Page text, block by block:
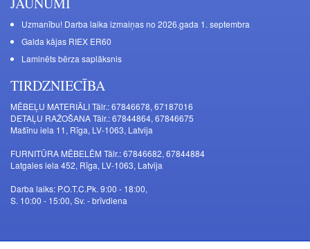
Uzmanību! Darba laika izmaiņas no 2026.gada 1. septembra
Galda kājas RIEX ER60
Laminēts bērza saplāksnis
TIRDZNIECĪBA
MĒBEĻU MATERIĀLI Tālr.: 67846678, 67187016
DETAĻU RAŽOŠANA Tālr.: 67844864, 67846675
Mašīnu iela 11, Rīga, LV-1063, Latvija
FURNITŪRA MĒBELĒM Tālr.: 67846682, 67844884
Latgales iela 452, Rīga, LV-1063, Latvija
Darba laiks: P.O.T.C.Pk. 9:00 - 18:00,
S. 10:00 - 15:00, Sv. - brīvdiena